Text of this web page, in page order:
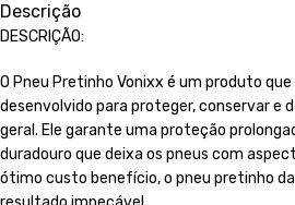
Descrição
DESCRIÇÃO:
O Pneu Pretinho Vonixx é um produto
desenvolvido para proteger, conservar e
geral. Ele garante uma proteção
duradouro que deixa os pneus com
ótimo custo benefício, o pneu pretinho